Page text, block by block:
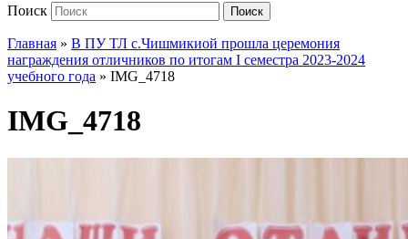
Поиск Поиск
Главная » В ПУ ТЛ с.Чишмикиой прошла церемония
награждения отличников по итогам I семестра 2023-2024
учебного года » IMG_4718
IMG_4718